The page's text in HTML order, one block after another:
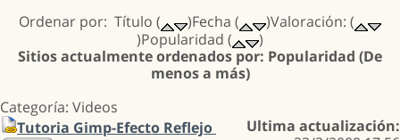
Ordenar por: Título (
)Fecha (
)Valoración: (
)Popularidad (
)
Sitios actualmente ordenados por: Popularidad (De
menos a más)
Categoría: Videos
Tutoria Gimp-Efecto Reflejo
Ultima actualización: